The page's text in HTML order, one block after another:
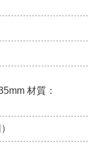
材質：